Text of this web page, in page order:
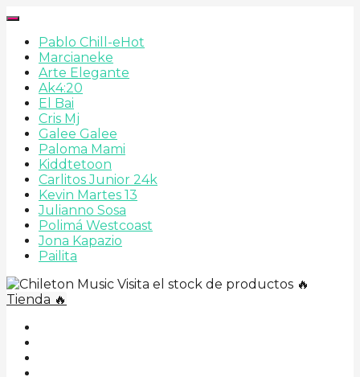
Pablo Chill-eHot
Marcianeke
Arte Elegante
Ak4:20
El Bai
Cris Mj
Galee Galee
Paloma Mami
Kiddtetoon
Carlitos Junior 24k
Kevin Martes 13
Julianno Sosa
Polimá Westcoast
Jona Kapazio
Pailita
Visita el stock de productos 🔥
Tienda 🔥